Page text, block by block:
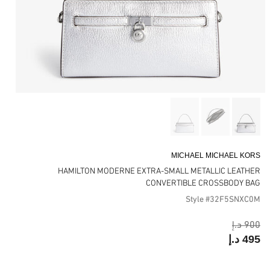
MICHAEL MICHAEL KORS
HAMILTON MODERNE EXTRA-SMALL METALLIC LEATHER
CONVERTIBLE CROSSBODY BAG
Style #32F5SNXC0M
900 د.إ
495 د.إ